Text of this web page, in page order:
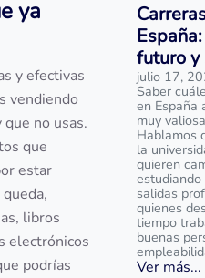
ya
y efectivas
vendiendo
que no usas.
que
estar
libros
electrónicos
podrías
futuro
julio 17,
Saber
en España
muy
Hablamos
la
quieren
salidas
quienes
tiempo
buenas
Ver más...